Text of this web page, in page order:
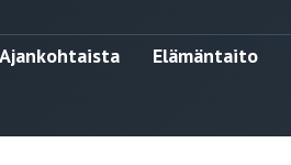
Ajankohtaista Elämäntaito